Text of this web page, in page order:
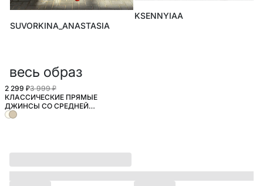
SUVORKINA_ANASTASIA
KSENNYIAA
весь образ
2 299 ₽3 999 ₽
КЛАССИЧЕСКИЕ ПРЯМЫЕ
ДЖИНСЫ СО СРЕДНЕЙ
ПОСАДКОЙ